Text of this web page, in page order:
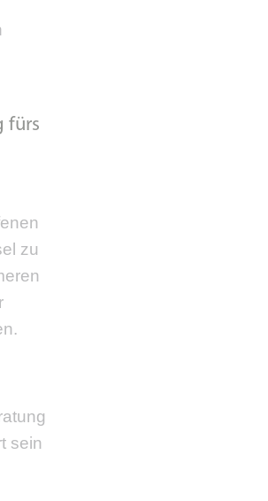
fürs
zu
sein